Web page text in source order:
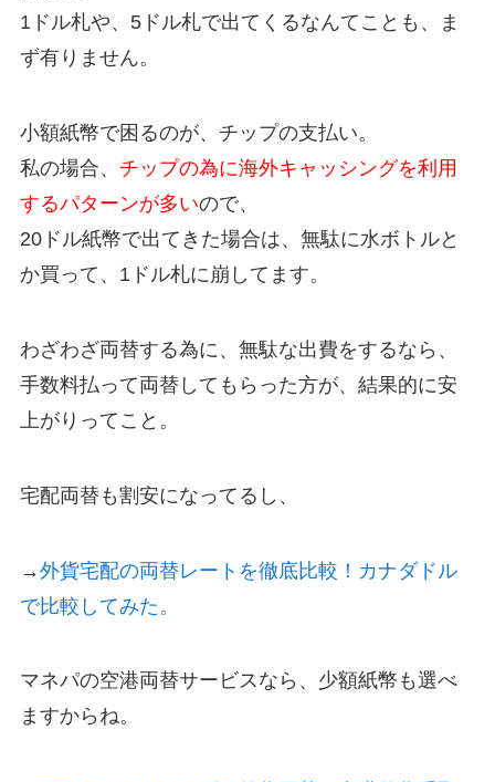
1ドル札や、5ドル札で出てくるなんてことも、ま
ず有りません。
小額紙幣で困るのが、チップの支払い。
私の場合、 チップの為に海外キャッシングを利用
するパターンが多いので、
20ドル紙幣で出てきた場合は、無駄に水ボトルと
か買って、1ドル札に崩してます。
わざわざ両替する為に、無駄な出費をするなら、
手数料払って両替してもらった方が、結果的に安
上がりってこと。
宅配両替も割安になってるし、
→外貨宅配の両替レートを徹底比較！カナダドル
で比較してみた。
マネパの空港両替サービスなら、少額紙幣も選べ
ますからね。